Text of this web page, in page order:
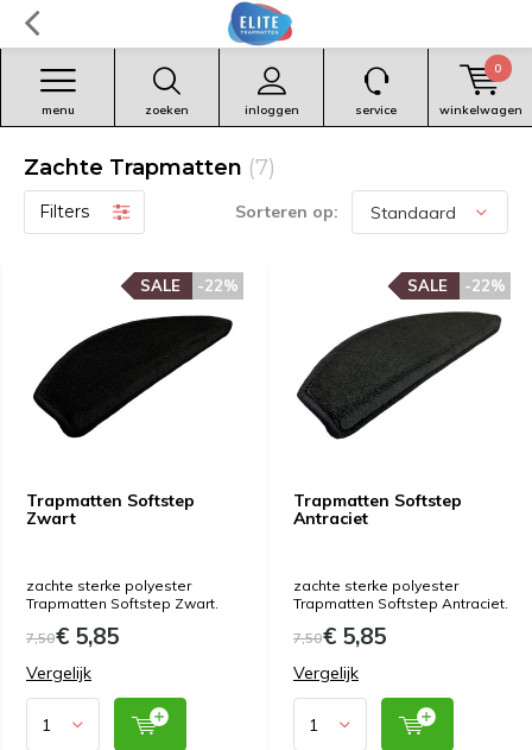
zoeken inloggen
menu service winkelwagen
0
Zachte Trapmatten (7)
Filters Sorteren op:
Trapmatten Softstep
Zwart
zachte sterke polyester
Trapmatten Softstep Zwart.
7,50€ 5,85
-22%
SALE
Vergelijk
-22%
SALE
Trapmatten Softstep
Antraciet
zachte sterke polyester
Trapmatten Softstep Antraciet.
7,50€ 5,85
-22%
SALE
Vergelijk
-22%
SALE